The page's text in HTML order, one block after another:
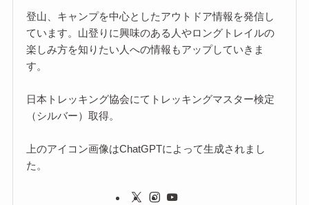
登山、キャンプを中心としたアウトドア情報を発信し
ています。山登りに興味のある人やロングトレイルの
楽しみ方を知りたい人への情報もアップしていきま
す。
日本トレッキング協会にてトレッキングマスター検定
（シルバー）取得。
上のアイコン画像はChatGPTによって生成されまし
た。